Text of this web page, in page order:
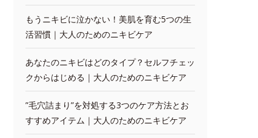
もうニキビに泣かない！美肌を育む5つの生
活習慣｜大人のためのニキビケア
あなたのニキビはどのタイプ？セルフチェッ
クからはじめる｜大人のためのニキビケア
”毛穴詰まり”を対処する3つのケア方法とお
すすめアイテム｜大人のためのニキビケア